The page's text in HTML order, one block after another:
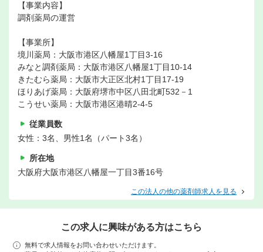
【事業内容】
調剤薬局の運営
【事業所】
境川薬局：大阪市港区八幡屋1丁目3-16
みなと調剤薬局：大阪市港区八幡屋1丁目10-14
きたむら薬局：大阪市大正区北村1丁目17-19
ほりあげ薬局：大阪府堺市中区八田北町532－1
こうせい薬局：大阪市港区港晴2-4-5
従業員数
女性：3名、男性1名（パート3名）
所在地
大阪府大阪市港区八幡屋一丁目3番16号
この法人の他の薬剤師求人を見る
この求人に興味がある方はこちら
無料で求人情報をお問い合わせいただけます。